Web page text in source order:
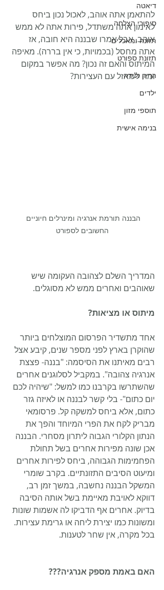
דיאטה
סיפורי הצלחה
תזונה ומאכלים
תזונת ספורט
הריון ולידה
ילדים
תוספי מזון
בנימה אישית
להתאמן אתה אוהב, לאכול נכון ביחס
לאימון אתה משתדל, פירות אתה לא ממש
אוהב, אבל אמרו שבננה היא חובה, אז
אתה מחסל (בכמויות, כי אין בררה). מאיפה
המיתוס והאם זה נכון? מה אפשר במקום
ומה לעזאזל עם העצירות?
הבננה תורמת אנרגיה ומינרלים חיוניים
החשובים לספורט
המדריך השלם לצהובה העקומה שיש
שאוהבים ואחרים ממש לא מסוגלים.
מיתוס או מציאות?
אחד מתשדיר הפרסום המוצלחים ביותר
שהוקרן בארץ לפני מספר שנים, קיבע אצל
רבים מאיתנו את הסיסמה: "בננה- פצצת
אנרגיה צהובה". במקביל לסלוגנים אחרים
שהשתרשו בקרבנו כמו למשל: "שיהיה לכם
יום כתום"- בלי קשר לבננה או לאיזה גזר
כתום, אלא ביחס למשקה קל. פרסומאי
מבריק לקח את הפרי המיוחד והפך את
הנתון הקלורי הגבוה ליתרון מסחרי. הבננה
אכן שונה מפירות אחרים בשל תחולת
הפחמימות הגבוהה, ביחס לפירות אחרים
ומיעוט הסיבים התזונתיים. בקרב שומרי
המשקל הבננה נחשבה, במשך זמן רב,
דווקא לאויבת מאיימת בשל אותה הסיבה
בדיוק. אחרים אף הדביקו לה אשמות שונות
ומשונות כמו יצירת ליחה או גרימת עצירות.
בכל מקרה, אין שחר לטענות.
האם באמת מספק אנרגיה???